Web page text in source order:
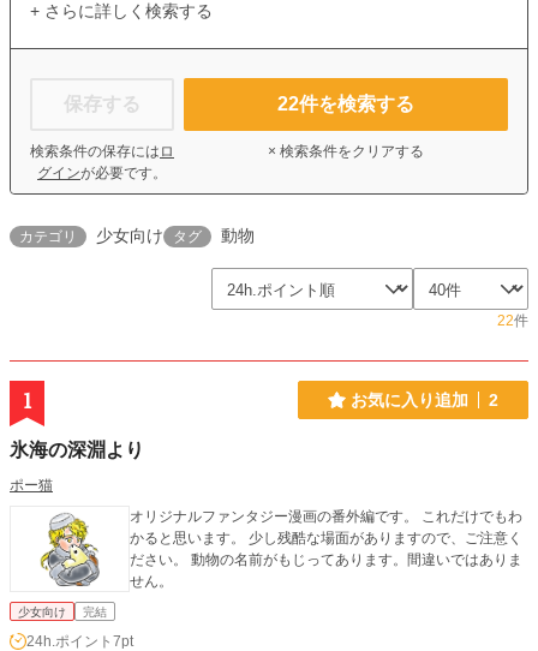
+ さらに詳しく検索する
保存する
検索条件の保存には ロ
グインが必要です。
22件を検索する
× 検索条件をクリアする
カテゴリ 少女向け タグ 動物
22件
1 お気に入り追加 2
氷海の深淵より
ポー猫
オリジナルファンタジー漫画の番外編です。 これだけでもわ
かると思います。 少し残酷な場面がありますので、ご注意く
ださい。 動物の名前がもじってあります。間違いではありま
せん。
少女向け 完結
24h.ポイント 7pt